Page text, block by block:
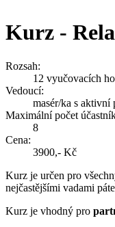
Kurz -
Rozsah:
12 vyučovacích
Vedoucí:
masér/ka s aktivní
Maximální počet
8
Cena:
3900,- Kč
Kurz je určen pro
nejčastějšími vadami
Kurz je vhodný pro